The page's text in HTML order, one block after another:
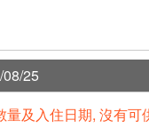
25
量及入住日期, 沒有